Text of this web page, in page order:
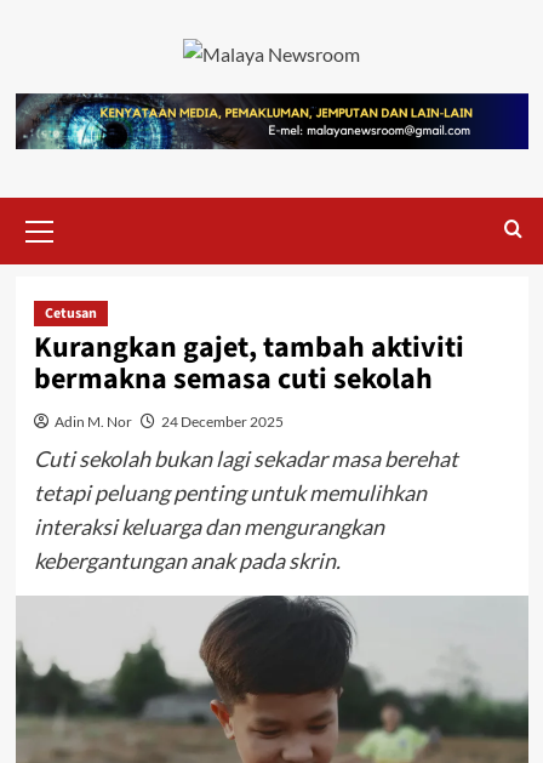
Cetusan
Kurangkan gajet, tambah aktiviti
bermakna semasa cuti sekolah
Adin M. Nor 24 December 2025
Cuti sekolah bukan lagi sekadar masa berehat
tetapi peluang penting untuk memulihkan
interaksi keluarga dan mengurangkan
kebergantungan anak pada skrin.